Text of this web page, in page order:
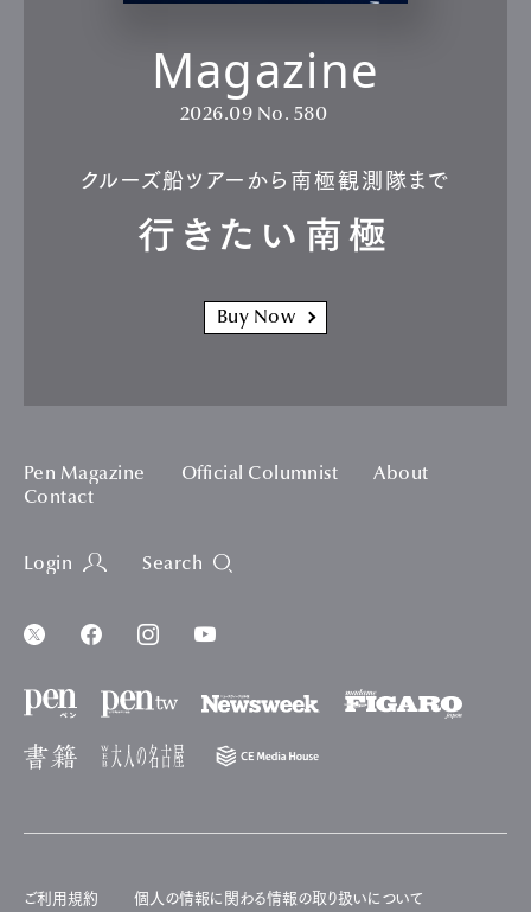
Magazine
2026.09 No. 580
クルーズ船ツアーから南極観測隊まで
行きたい南極
Buy Now
Pen Magazine Official Columnist
About
Contact
Login Search
ご利用規約 個人の情報に関わる情報の取り扱いについて